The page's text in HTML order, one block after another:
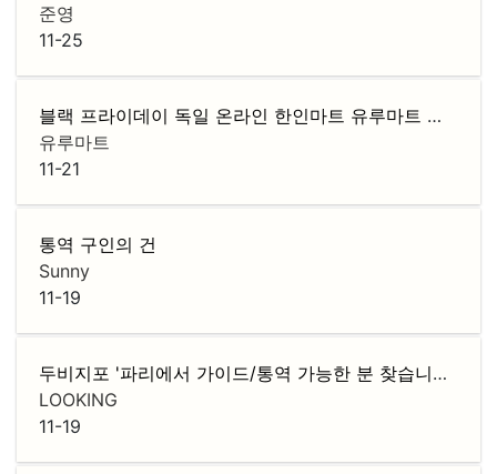
준영
11-25
블랙 프라이데이 독일 온라인 한인마트 유루마트 전품목 10프로 할인
유루마트
11-21
통역 구인의 건
Sunny
11-19
두비지포 '파리에서 가이드/통역 가능한 분 찾습니다.' 글에서 통역하신 분 찾습니다
LOOKING
11-19